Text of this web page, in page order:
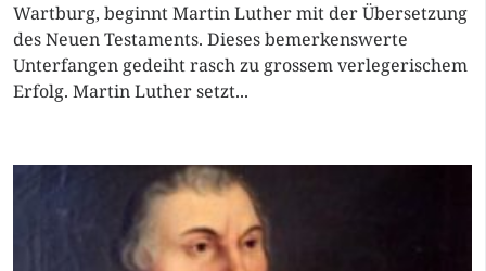
Wartburg, beginnt Martin Luther mit der Übersetzung
des Neuen Testaments. Dieses bemerkenswerte
Unterfangen gedeiht rasch zu grossem verlegerischem
Erfolg. Martin Luther setzt...